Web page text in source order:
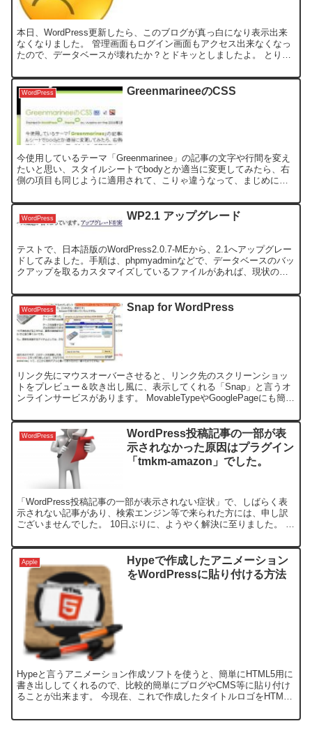
本日、WordPress更新したら、このブログが真っ白になり表示出来
なくなりました。 管理画面もログイン画面もアクセス出来なくなっ
たので、データベースが壊れたか？とドキッとしましたよ。 とりあ
WordPress GreenmarineeのCSS
今使用しているテーマ「Greenmarinee」の記事の文字や行間を変え
たいと思い、スタイルシートでbodyとか適当に変更してみたら、右
側の項目も同じように適用されて、こりゃ違うなって、まじめに探
WordPress WP2.1 アップグレード
テストで、日本語版のWordPress2.0.7-MEから、2.1へアップグレー
ドしてみました。手順は、phpmyadminなどで、データベースのバッ
クアップを取るカスタマイズしているファイルがあれば、現状のフ
WordPress Snap for WordPress
リンク先にマウスオーバーさせると、リンク先のスクリーンショッ
トをプレビュー＆吹き出し風に、表示してくれる「Snap」と言うオ
ンラインサービスがあります。 MovableTypeやGooglePageにも簡単
WordPress
WordPress投稿記事の一部が表
示されなかった原因はプラグイン
「tmkm-amazon」でした。
「WordPress投稿記事の一部が表示されない症状」で、しばらく表
示されない記事があり、検索エンジン等で来られた方には、申し訳
ございませんでした。 10日ぶりに、ようやく解決に至りました。 き
Apple
Hypeで作成したアニメーション
をWordPressに貼り付ける方法
Hypeと言うアニメーション作成ソフトを使うと、簡単にHTML5用に
書き出ししてくれるので、比較的簡単にブログやCMS等に貼り付け
ることが出来ます。 今現在、これで作成したタイトルロゴをHTML5